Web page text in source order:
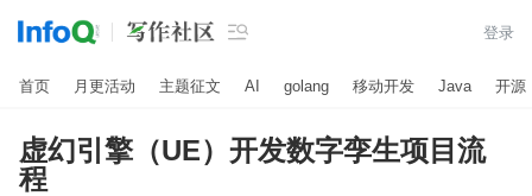
 登录
首页 月更活动 主题征文 AI golang 移动开发 Java 开源
虚幻引擎（UE）开发数字孪生项目流
程